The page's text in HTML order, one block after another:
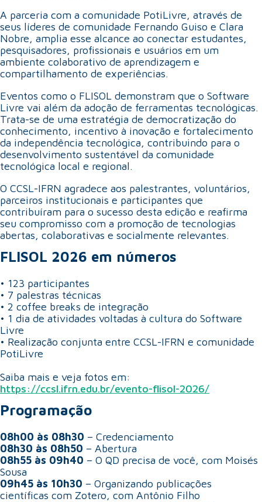
A parceria com a comunidade PotiLivre, através de
seus líderes de comunidade Fernando Guiso e Clara
Nobre, amplia esse alcance ao conectar estudantes,
pesquisadores, profissionais e usuários em um
ambiente colaborativo de aprendizagem e
compartilhamento de experiências.
Eventos como o FLISOL demonstram que o Software
Livre vai além da adoção de ferramentas tecnológicas.
Trata-se de uma estratégia de democratização do
conhecimento, incentivo à inovação e fortalecimento
da independência tecnológica, contribuindo para o
desenvolvimento sustentável da comunidade
tecnológica local e regional.
O CCSL-IFRN agradece aos palestrantes, voluntários,
parceiros institucionais e participantes que
contribuíram para o sucesso desta edição e reafirma
seu compromisso com a promoção de tecnologias
abertas, colaborativas e socialmente relevantes.
FLISOL 2026 em números
• 123 participantes
• 7 palestras técnicas
• 2 coffee breaks de integração
• 1 dia de atividades voltadas à cultura do Software
Livre
• Realização conjunta entre CCSL-IFRN e comunidade
PotiLivre
Saiba mais e veja fotos em:
https://ccsl.ifrn.edu.br/evento-flisol-2026/
Programação
08h00 às 08h30 – Credenciamento
08h30 às 08h50 – Abertura
08h55 às 09h40 – O QD precisa de você, com Moisés
Sousa
09h45 às 10h30 – Organizando publicações
científicas com Zotero, com Antônio Filho